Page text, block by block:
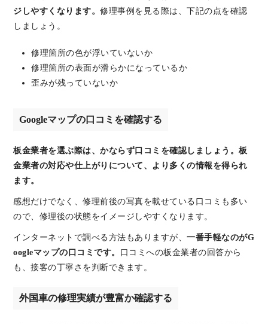
ジしやすくなります。 修理事例を見る際は、下記の点を確認
しましょう。
修理箇所の色が浮いていないか
修理箇所の表面が滑らかになっているか
歪みが残っていないか
Googleマップの口コミを確認する
板金業者を選ぶ際は、かならず口コミを確認しましょう。板
金業者の対応や仕上がりについて、より多くの情報を得られ
ます。
感想だけでなく、修理前後の写真を載せている口コミも多い
ので、修理後の状態をイメージしやすくなります。
インターネットで調べる方法もありますが、 一番手軽なのがG
oogleマップの口コミです。
口コミへの板金業者の回答から
も、接客の丁寧さを判断できます。
外国車の修理実績が豊富か確認する